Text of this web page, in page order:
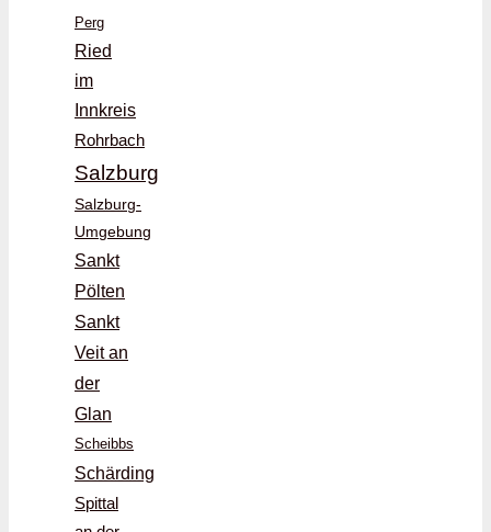
Perg
Ried
im
Innkreis
Rohrbach
Salzburg
Salzburg-
Umgebung
Sankt
Pölten
Sankt
Veit an
der
Glan
Scheibbs
Schärding
Spittal